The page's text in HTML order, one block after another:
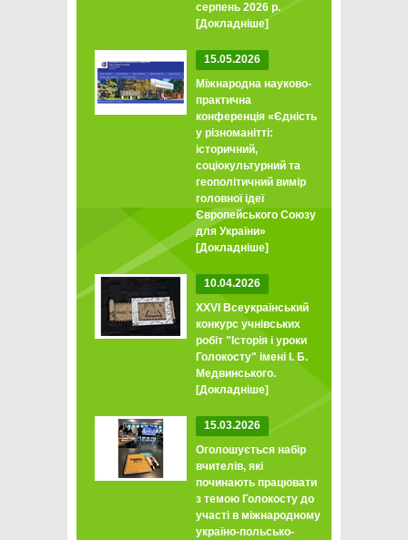
серпень 2026 р.
[Докладніше]
15.05.2026
Міжнародна науково-
практична
конференція «Єдність
у різноманітті:
історичний,
соціокультурний та
геополітичний вимір
головної ідеї
Європейського Союзу
для України»
[Докладніше]
10.04.2026
XXVI Всеукраїнський
конкурс учнівських
робіт "Історія і уроки
Голокосту" імені І. Б.
Медвинського.
[Докладніше]
15.03.2026
Оголошується набір
вчителів, які
починають працювати
з темою Голокосту до
участі в міжнародному
україно-польсько-